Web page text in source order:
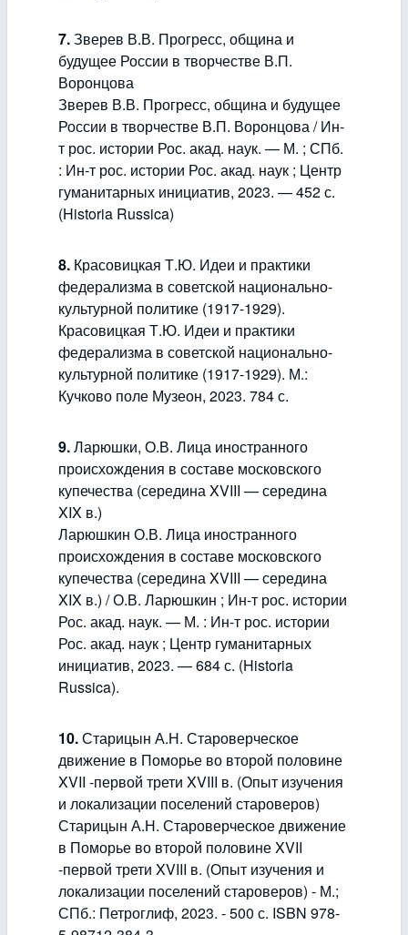
7.Зверев В.В. Прогресс, община и
будущее России в творчестве В.П.
Воронцова
Зверев В.В. Прогресс, община и будущее
России в творчестве В.П. Воронцова / Ин-
т рос. истории Рос. акад. наук. — М. ; СПб.
: Ин-т рос. истории Рос. акад. наук ; Центр
гуманитарных инициатив, 2023. — 452 с.
(Historia Russica)
8. Красовицкая Т.Ю. Идеи и практики
федерализма в советской национально-
культурной политике (1917-1929).
Красовицкая Т.Ю. Идеи и практики
федерализма в советской национально-
культурной политике (1917-1929). М.:
Кучково поле Музеон, 2023. 784 с.
9.Ларюшки, О.В. Лица иностранного
происхождения в составе московского
купечества (середина XVIII — середина
XIX в.)
Ларюшкин О.В. Лица иностранного
происхождения в составе московского
купечества (середина XVIII — середина
XIX в.) / О.В. Ларюшкин ; Ин-т рос. истории
Рос. акад. наук. — М. : Ин-т рос. истории
Рос. акад. наук ; Центр гуманитарных
инициатив, 2023. — 684 с. (Historia
Russica).
10.Старицын А.Н. Староверческое
движение в Поморье во второй половине
XVII -первой трети XVIII в. (Опыт изучения
и локализации поселений староверов)
Старицын А.Н. Староверческое движение
в Поморье во второй половине XVII
-первой трети XVIII в. (Опыт изучения и
локализации поселений староверов) - М.;
СПб.: Петроглиф, 2023. - 500 с. ISBN 978-